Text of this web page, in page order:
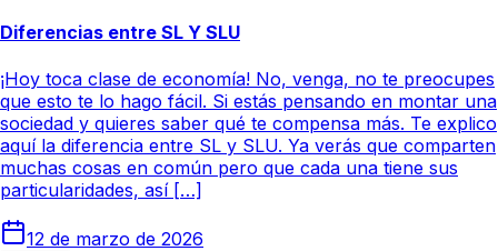
Diferencias entre SL Y SLU
¡Hoy toca clase de economía! No, venga, no te preocupes
que esto te lo hago fácil. Si estás pensando en montar una
sociedad y quieres saber qué te compensa más. Te explico
aquí la diferencia entre SL y SLU. Ya verás que comparten
muchas cosas en común pero que cada una tiene sus
particularidades, así […]
12 de marzo de 2026